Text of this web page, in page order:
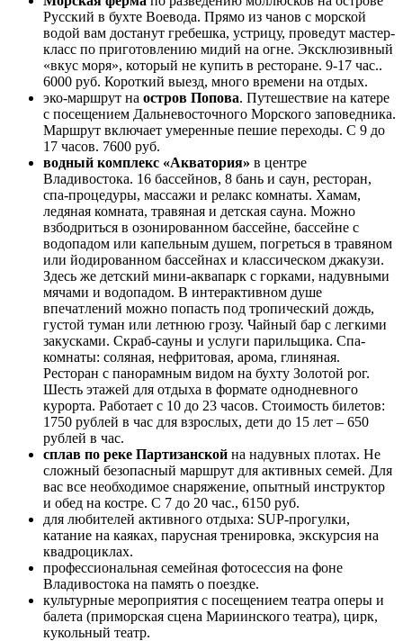
Русский в бухте Воевода. Прямо из чанов с морской
водой вам достанут гребешка, устрицу, проведут мастер-
класс по приготовлению мидий на огне. Эксклюзивный
«вкус моря», который не купить в ресторане. 9-17 час..
6000 руб. Короткий выезд, много времени на отдых.
эко-маршрут на остров Попова. Путешествие на катере
с посещением Дальневосточного Морского заповедника.
Маршрут включает умеренные пешие переходы. С 9 до
17 часов. 7600 руб.
водный комплекс «Акватория» в центре
Владивостока. 16 бассейнов, 8 бань и саун, ресторан,
спа-процедуры, массажи и релакс комнаты. Хамам,
ледяная комната, травяная и детская сауна. Можно
взбодриться в озонированном бассейне, бассейне с
водопадом или капельным душем, погреться в травяном
или йодированном бассейнах и классическом джакузи.
Здесь же детский мини-аквапарк с горками, надувными
мячами и водопадом. В интерактивном душе
впечатлений можно попасть под тропический дождь,
густой туман или летнюю грозу. Чайный бар с легкими
закусками. Скраб-сауны и услуги парильщика. Спа-
комнаты: соляная, нефритовая, арома, глиняная.
Ресторан с панорамным видом на бухту Золотой рог.
Шесть этажей для отдыха в формате однодневного
курорта. Работает с 10 до 23 часов. Стоимость билетов:
1750 рублей в час для взрослых, дети до 15 лет – 650
рублей в час.
сплав по реке Партизанской на надувных плотах. Не
сложный безопасный маршрут для активных семей. Для
вас все необходимое снаряжение, опытный инструктор
и обед на костре. С 7 до 20 час., 6150 руб.
для любителей активного отдыха: SUP-прогулки,
катание на каяках, парусная тренировка, экскурсия на
квадроциклах.
профессиональная семейная фотосессия на фоне
Владивостока на память о поездке.
культурные мероприятия с посещением театра оперы и
балета (приморская сцена Мариинского театра), цирк,
кукольный театр.